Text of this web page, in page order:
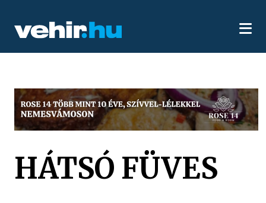
HÁTSÓ FÜVES